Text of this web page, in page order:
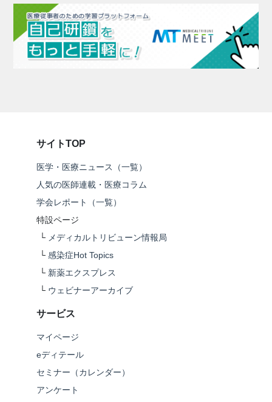
サイトTOP
医学・医療ニュース（一覧）
人気の医師連載・医療コラム
学会レポート（一覧）
特設ページ
└ メディカルトリビューン情報局
└ 感染症Hot Topics
└ 新薬エクスプレス
└ ウェビナーアーカイブ
サービス
マイページ
eディテール
セミナー（カレンダー）
アンケート